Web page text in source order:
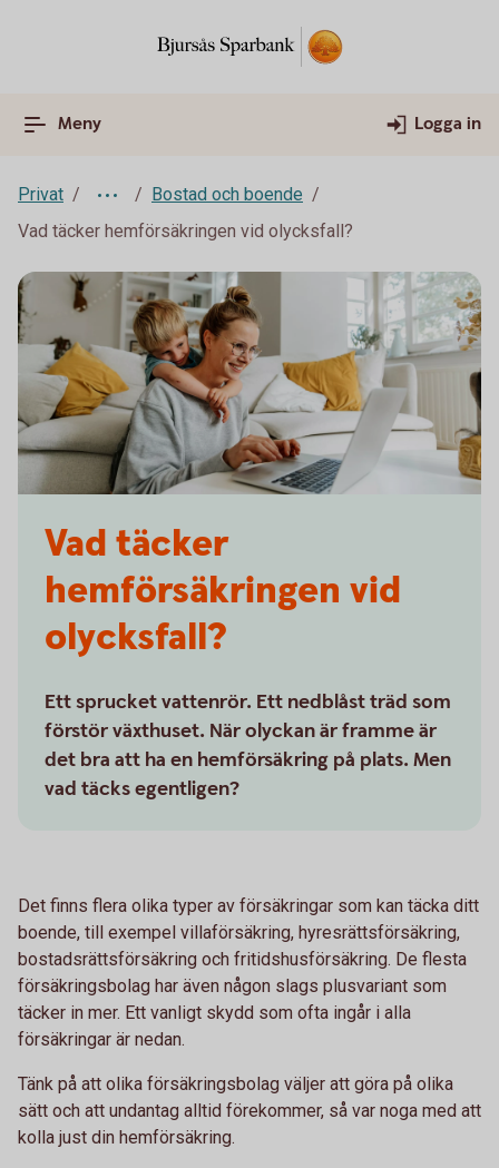
Meny Logga in
Privat
Bostad och boende
Vad täcker hemförsäkringen vid olycksfall?
Vad täcker
hemförsäkringen vid
olycksfall?
Ett sprucket vattenrör. Ett nedblåst träd som
förstör växthuset. När olyckan är framme är
det bra att ha en hemförsäkring på plats. Men
vad täcks egentligen?
Det finns flera olika typer av försäkringar som kan täcka ditt
boende, till exempel villaförsäkring, hyresrättsförsäkring,
bostadsrättsförsäkring och fritidshusförsäkring. De flesta
försäkringsbolag har även någon slags plusvariant som
täcker in mer. Ett vanligt skydd som ofta ingår i alla
försäkringar är nedan.
Tänk på att olika försäkringsbolag väljer att göra på olika
sätt och att undantag alltid förekommer, så var noga med att
kolla just din hemförsäkring.